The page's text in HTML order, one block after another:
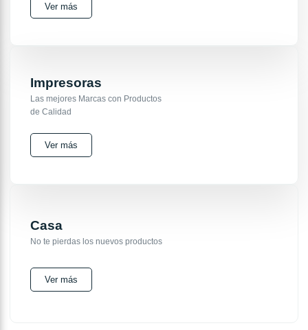
Ver más
Impresoras
Las mejores Marcas con Productos
de Calidad
Ver más
Casa
No te pierdas los nuevos productos
Ver más